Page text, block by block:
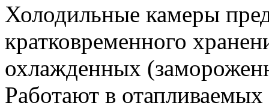
Холодильные камеры
кратковременного
охлажденных
Работают в